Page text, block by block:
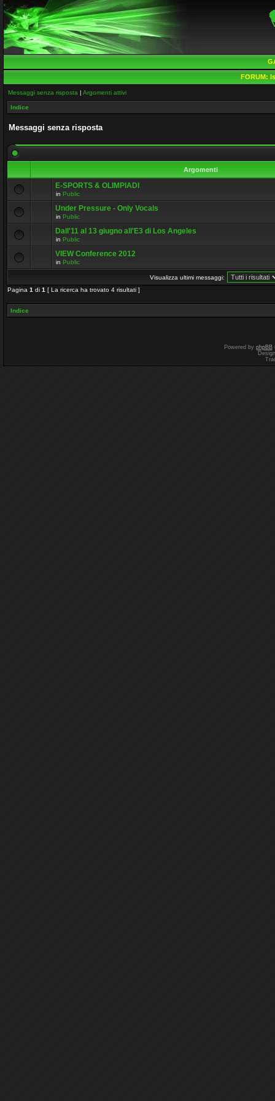
FORUM:
Messaggi senza risposta | Argomenti attivi
Indice
Messaggi senza risposta
Argomenti
E-SPORTS & OLIMPIADI
in Public
Under Pressure - Only Vocals
in Public
Dall'11 al 13 giugno all'E3 di Los Angeles
in Public
VIEW Conference 2012
in Public
Visualizza ultimi messaggi:
Pagina 1 di 1 [ La ricerca ha trovato 4 risultati ]
Indice
Powered by phpBB